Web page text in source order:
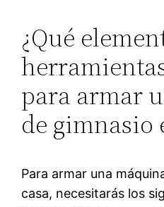
¿Qué
para armar
de gimnasio
Para armar una
casa, necesitarás los